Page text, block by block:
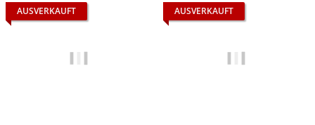
AUSVERKAUFT AUSVERKAUFT